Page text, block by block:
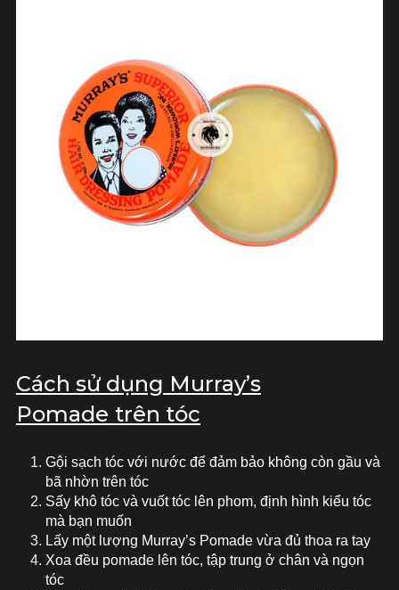
Cách sử dụng Murray’s
Pomade trên tóc
Gội sạch tóc với nước để đảm bảo không còn gầu và
bã nhờn trên tóc
Sấy khô tóc và vuốt tóc lên phom, định hình kiểu tóc
mà bạn muốn
Lấy một lượng Murray’s Pomade vừa đủ thoa ra tay
Xoa đều pomade lên tóc, tập trung ở chân và ngọn
tóc